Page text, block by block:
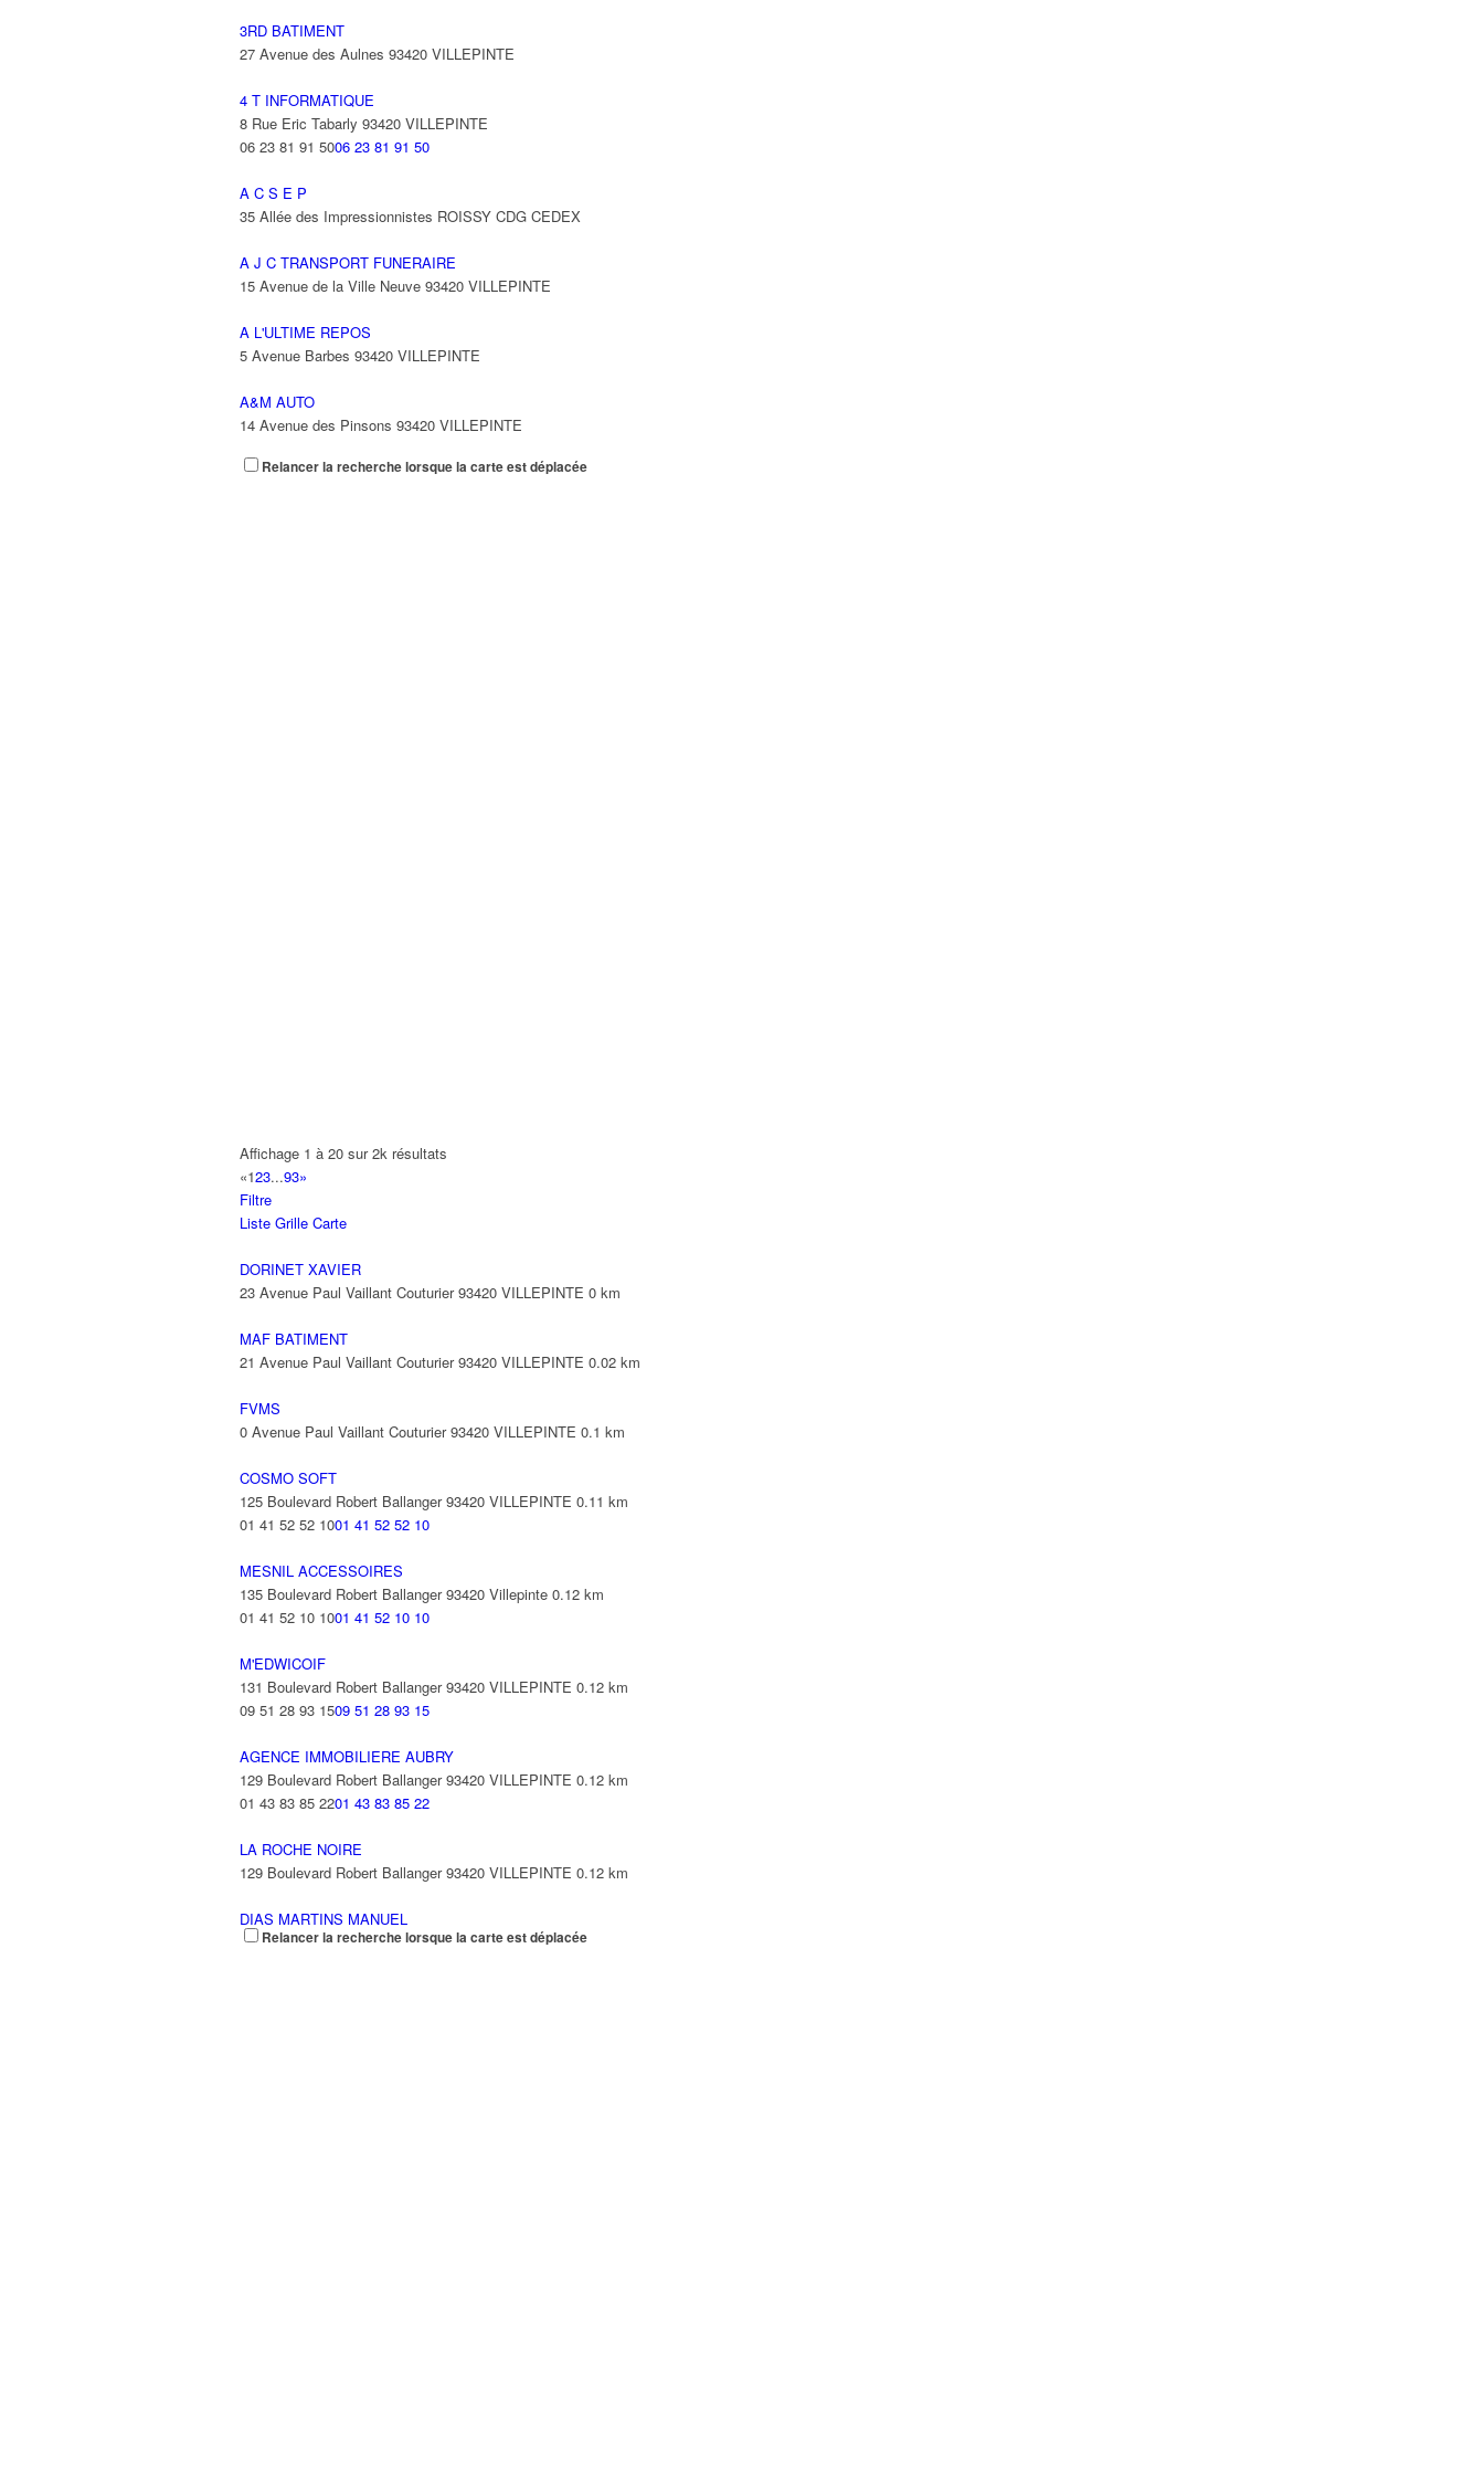
3RD BATIMENT
27 Avenue des Aulnes 93420 VILLEPINTE
4 T INFORMATIQUE
8 Rue Eric Tabarly 93420 VILLEPINTE
06 23 81 91 5006 23 81 91 50
A C S E P
35 Allée des Impressionnistes ROISSY CDG CEDEX
A J C TRANSPORT FUNERAIRE
15 Avenue de la Ville Neuve 93420 VILLEPINTE
A L'ULTIME REPOS
5 Avenue Barbes 93420 VILLEPINTE
A&M AUTO
14 Avenue des Pinsons 93420 VILLEPINTE
A&N EXPORTS LTD
ABBAOUI TOUFIK
10 Allée Georges Gershwin 93420 VILLEPINTE
ABBES SARAH
Relancer la recherche lorsque la carte est déplacée
Affichage 1 à 20 sur 2k résultats
«123...93»
Filtre
Liste Grille Carte
DORINET XAVIER
23 Avenue Paul Vaillant Couturier 93420 VILLEPINTE 0 km
MAF BATIMENT
21 Avenue Paul Vaillant Couturier 93420 VILLEPINTE 0.02 km
FVMS
0 Avenue Paul Vaillant Couturier 93420 VILLEPINTE 0.1 km
COSMO SOFT
125 Boulevard Robert Ballanger 93420 VILLEPINTE 0.11 km
01 41 52 52 1001 41 52 52 10
MESNIL ACCESSOIRES
135 Boulevard Robert Ballanger 93420 Villepinte 0.12 km
01 41 52 10 1001 41 52 10 10
M'EDWICOIF
131 Boulevard Robert Ballanger 93420 VILLEPINTE 0.12 km
09 51 28 93 1509 51 28 93 15
AGENCE IMMOBILIERE AUBRY
129 Boulevard Robert Ballanger 93420 VILLEPINTE 0.12 km
01 43 83 85 2201 43 83 85 22
LA ROCHE NOIRE
129 Boulevard Robert Ballanger 93420 VILLEPINTE 0.12 km
DIAS MARTINS MANUEL
1 Rue de l'Aviation 93420 VILLEPINTE 0.14 km
Relancer la recherche lorsque la carte est déplacée